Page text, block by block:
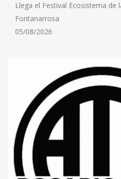
Llega el Festival Ecosistema de
Fontanarrosa
05/08/2026